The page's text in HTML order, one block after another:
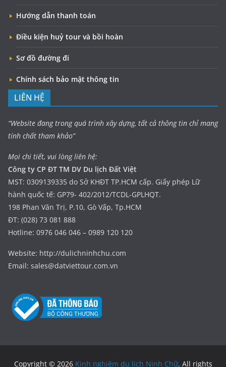
Hướng dẫn thanh toán
Điều kiện huỷ tour và bồi hoàn
Sơ đồ đường đi
Chính sách bảo mật thông tin
LIÊN HỆ
“Website đang trong quá trình xây dựng, tất cả thông tin chỉ mang
tính chất tham khảo”
Mọi chi tiết, vui lòng liên hệ:
Công ty CP ĐT TM DV Du lịch Đất Việt
MST: 0309139335 do Sở KHĐT TP.HCM cấp. Giấy phép Lữ
hành quốc tế: GP79- 402/2012/TCDL-GPLHQT.
198 Phan Văn Trị, P.10, Gò Vấp, Tp.HCM
ĐT: (028) 73 081 888
Hotline: 0976 046 046 – 0989 120 120
Website: http://dulichninhchu.com
Email: sales@datviettour.com.vn
Copyright © 2026 Kinh nghiệm du lịch Ninh Chữ. All rights